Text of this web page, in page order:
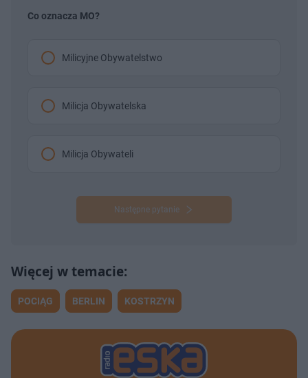
Co oznacza MO?
Milicyjne Obywatelstwo
Milicja Obywatelska
Milicja Obywateli
Następne pytanie
POCIĄG BERLIN KOSTRZYN